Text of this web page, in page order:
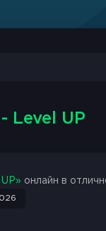
- Level UP
онлайн в